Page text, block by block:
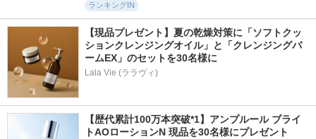
ランキングIN
【現品プレゼント】夏の乾燥対策に「ソフトクッ
ションクレンジングオイル」と「クレンジングバ
ームEX」のセットを30名様に
Lala Vie (ララヴィ)
【歴代累計100万本突破*1】アンプルール ブライ
トAOローションN 現品を30名様にプレゼント